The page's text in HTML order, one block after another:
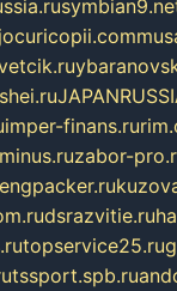
imper-finans.ru
zabor-
dsrazvitie.ru
topservice25.ru
tssport.spb.ru